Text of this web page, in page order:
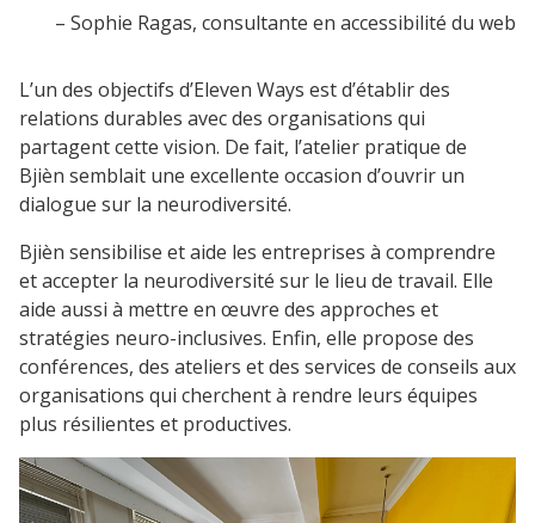
– Sophie Ragas, consultante en accessibilité du web
L’un des objectifs d’Eleven Ways est d’établir des
relations durables avec des organisations qui
partagent cette vision. De fait, l’atelier pratique de
Bjièn semblait une excellente occasion d’ouvrir un
dialogue sur la neurodiversité.
Bjièn sensibilise et aide les entreprises à comprendre
et accepter la neurodiversité sur le lieu de travail. Elle
aide aussi à mettre en œuvre des approches et
stratégies neuro-inclusives. Enfin, elle propose des
conférences, des ateliers et des services de conseils aux
organisations qui cherchent à rendre leurs équipes
plus résilientes et productives.